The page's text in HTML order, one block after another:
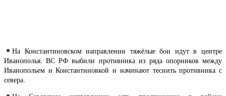
На Константиновском направлении тяжёлые бои идут в центре
Иванополья. ВС РФ выбили противника из ряда опорников между
Иванопольем и Константиновкой и начинают теснить противника с
севера.